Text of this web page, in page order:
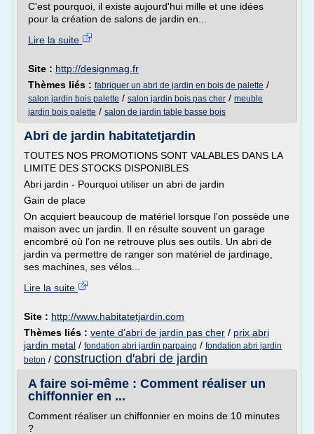
C'est pourquoi, il existe aujourd'hui mille et une idées
pour la création de salons de jardin en...
Lire la suite
Site : http://designmag.fr
Thèmes liés : fabriquer un abri de jardin en bois de palette /
salon jardin bois palette / salon jardin bois pas cher / meuble
jardin bois palette / salon de jardin table basse bois
Abri de jardin habitatetjardin
TOUTES NOS PROMOTIONS SONT VALABLES DANS LA
LIMITE DES STOCKS DISPONIBLES
Abri jardin - Pourquoi utiliser un abri de jardin
Gain de place
On acquiert beaucoup de matériel lorsque l'on possède une
maison avec un jardin. Il en résulte souvent un garage
encombré où l'on ne retrouve plus ses outils. Un abri de
jardin va permettre de ranger son matériel de jardinage,
ses machines, ses vélos...
Lire la suite
Site : http://www.habitatetjardin.com
Thèmes liés : vente d'abri de jardin pas cher / prix abri
jardin metal / fondation abri jardin parpaing / fondation abri jardin
beton / construction d'abri de jardin
A faire soi-même : Comment réaliser un
chiffonnier en ...
Comment réaliser un chiffonnier en moins de 10 minutes
?